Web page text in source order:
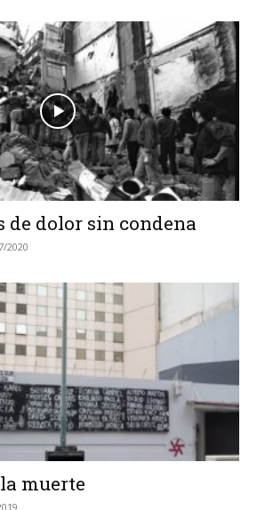
de dolor sin condena
2020
muerte